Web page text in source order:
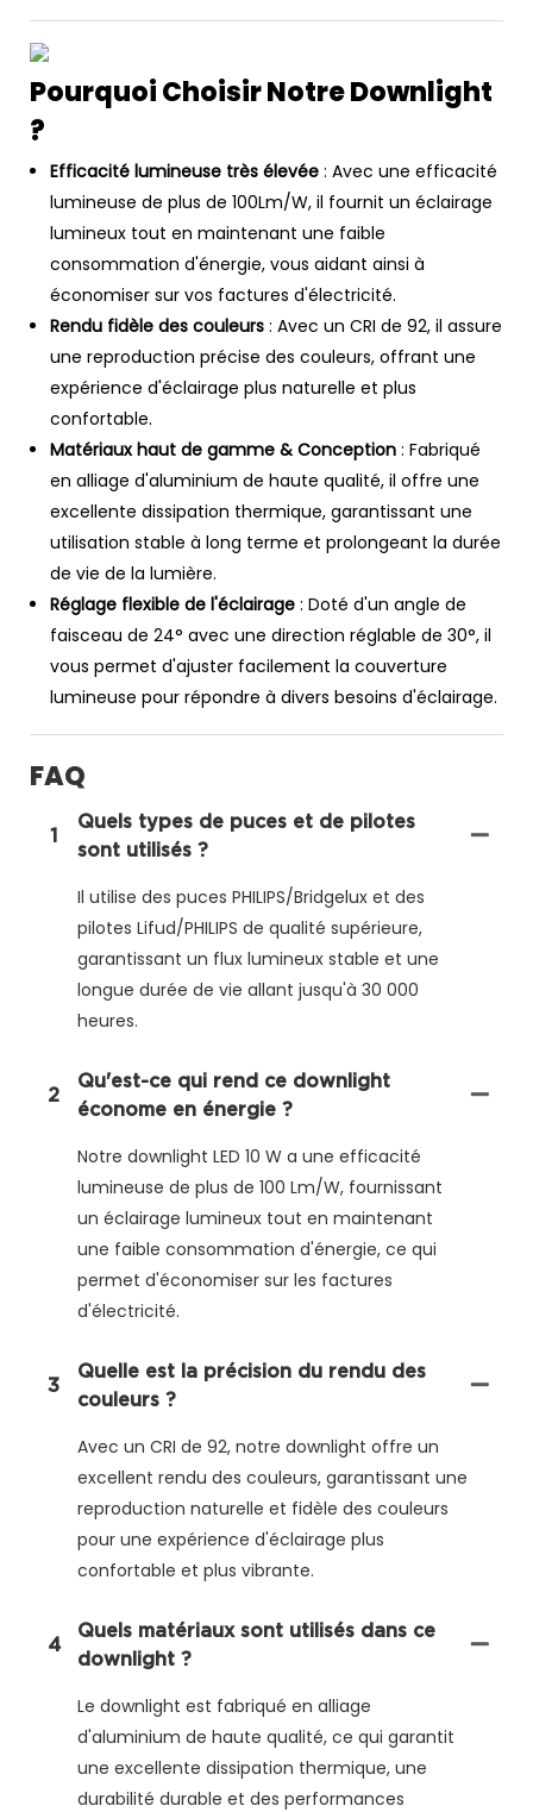
Pourquoi Choisir Notre Downlight
?
Efficacité lumineuse très élevée : Avec une efficacité
lumineuse de plus de 100Lm/W, il fournit un éclairage
lumineux tout en maintenant une faible
consommation d'énergie, vous aidant ainsi à
économiser sur vos factures d'électricité.
Rendu fidèle des couleurs : Avec un CRI de 92, il assure
une reproduction précise des couleurs, offrant une
expérience d'éclairage plus naturelle et plus
confortable.
Matériaux haut de gamme & Conception : Fabriqué
en alliage d'aluminium de haute qualité, il offre une
excellente dissipation thermique, garantissant une
utilisation stable à long terme et prolongeant la durée
de vie de la lumière.
Réglage flexible de l'éclairage : Doté d'un angle de
faisceau de 24° avec une direction réglable de 30°, il
vous permet d'ajuster facilement la couverture
lumineuse pour répondre à divers besoins d'éclairage.
FAQ
1
Quels types de puces et de pilotes
sont utilisés ?
Il utilise des puces PHILIPS/Bridgelux et des
pilotes Lifud/PHILIPS de qualité supérieure,
garantissant un flux lumineux stable et une
longue durée de vie allant jusqu'à 30 000
heures.
2
Qu'est-ce qui rend ce downlight
économe en énergie ?
Notre downlight LED 10 W a une efficacité
lumineuse de plus de 100 Lm/W, fournissant
un éclairage lumineux tout en maintenant
une faible consommation d'énergie, ce qui
permet d'économiser sur les factures
d'électricité.
3
Quelle est la précision du rendu des
couleurs ?
Avec un CRI de 92, notre downlight offre un
excellent rendu des couleurs, garantissant une
reproduction naturelle et fidèle des couleurs
pour une expérience d'éclairage plus
confortable et plus vibrante.
4
Quels matériaux sont utilisés dans ce
downlight ?
Le downlight est fabriqué en alliage
d'aluminium de haute qualité, ce qui garantit
une excellente dissipation thermique, une
durabilité durable et des performances